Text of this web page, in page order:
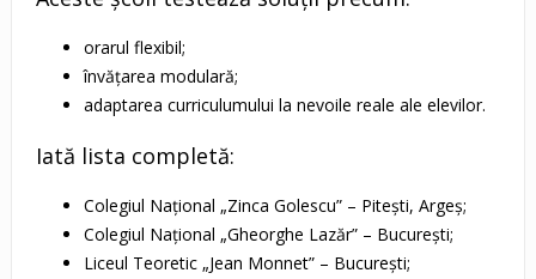
orarul flexibil;
învățarea modulară;
adaptarea curriculumului la nevoile reale ale elevilor.
Iată lista completă:
Colegiul Național „Zinca Golescu” – Pitești, Argeș;
Colegiul Național „Gheorghe Lazăr” – București;
Liceul Teoretic „Jean Monnet” – București;